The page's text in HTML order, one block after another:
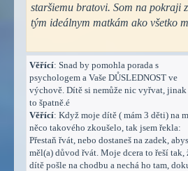
staršiemu bratovi. Som na pokraji
tým ideálnym matkám ako všetko
Věřící: Snad by pomohla porada s
psychologem a Vaše DŮSLEDNOST ve
výchově. Dítě si nemůže nic vyřvat,
to špatně.é
Věřící: Když moje dítě ( mám 3 děti) na
něco takového zkoušelo, tak jsem řekla:
Přestaň řvát, nebo dostaneš na zadek, abys
měl(a) důvod řvát. Moje dcera to řeší tak,
dítě pošle na chodbu a nechá ho tam,